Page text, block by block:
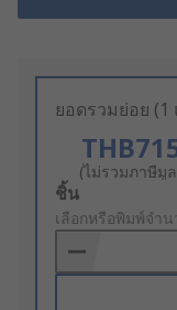
ยอดรวมย่อย
(ไม่รวมภาษีมู
Add
to
Basket
ชิ้น
เลือกหรือพิมพ์จำ